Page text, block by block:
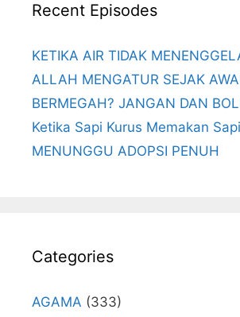
Recent Episodes
KETIKA AIR TIDAK
ALLAH MENGATUR SEJAK
BERMEGAH? JANGAN DAN
Ketika Sapi Kurus Memakan
MENUNGGU ADOPSI PENUH
Categories
AGAMA (333)